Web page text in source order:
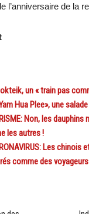
l’anniversaire de la
un « train pas
Hua Plee», une
Non, les
les autres !
Les chinois
comme des